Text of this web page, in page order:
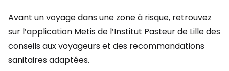
Avant un voyage dans une zone à risque, retrouvez
sur l’application Metis de l’Institut Pasteur de Lille des
conseils aux voyageurs et des recommandations
sanitaires adaptées.